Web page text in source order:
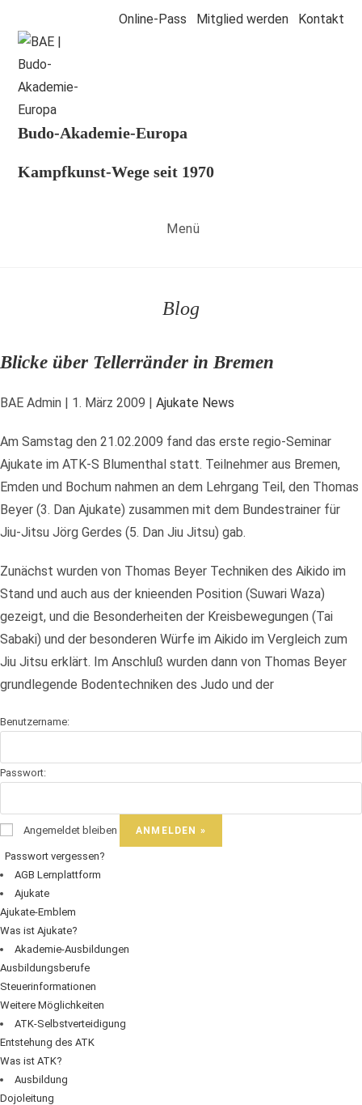
Online-Pass Mitglied werden Kontakt
Budo-Akademie-Europa
Kampfkunst-Wege seit 1970
Menü
Blog
Blicke über Tellerränder in Bremen
BAE Admin | 1. März 2009 | Ajukate News
Am Samstag den 21.02.2009 fand das erste regio-Seminar
Ajukate im ATK-S Blumenthal statt. Teilnehmer aus Bremen,
Emden und Bochum nahmen an dem Lehrgang Teil, den Thomas
Beyer (3. Dan Ajukate) zusammen mit dem Bundestrainer für
Jiu-Jitsu Jörg Gerdes (5. Dan Jiu Jitsu) gab.
Zunächst wurden von Thomas Beyer Techniken des Aikido im
Stand und auch aus der knieenden Position (Suwari Waza)
gezeigt, und die Besonderheiten der Kreisbewegungen (Tai
Sabaki) und der besonderen Würfe im Aikido im Vergleich zum
Jiu Jitsu erklärt. Im Anschluß wurden dann von Thomas Beyer
grundlegende Bodentechniken des Judo und der
Benutzername:
Passwort:
Angemeldet bleiben
Passwort vergessen?
AGB Lernplattform
Ajukate
Ajukate-Emblem
Was ist Ajukate?
Akademie-Ausbildungen
Ausbildungsberufe
Steuerinformationen
Weitere Möglichkeiten
ATK-Selbstverteidigung
Entstehung des ATK
Was ist ATK?
Ausbildung
Dojoleitung